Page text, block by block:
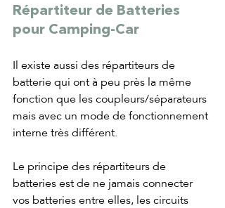
Répartiteur de Batteries
pour Camping-Car
Il existe aussi des répartiteurs de
batterie qui ont à peu près la même
fonction que les coupleurs/séparateurs
mais avec un mode de fonctionnement
interne très différent.
Le principe des répartiteurs de
batteries est de ne jamais connecter
vos batteries entre elles, les circuits